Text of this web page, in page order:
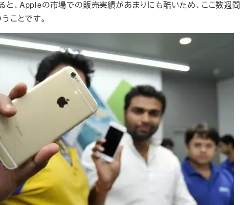
、Appleの市場での販売実績があまりにも酷いため、ここ数週
ことです。